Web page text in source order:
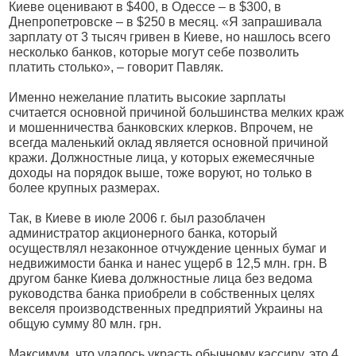
Киеве оценивают в $400, в Одессе – в $300, в
Днепропетровске – в $250 в месяц. «Я запрашивала
зарплату от 3 тысяч гривен в Киеве, но нашлось всего
несколько банков, которые могут себе позволить
платить столько», – говорит Павляк.
Именно нежелание платить высокие зарплаты
считается основной причиной большинства мелких краж
и мошенничества банковских клерков. Впрочем, не
всегда маленький оклад является основной причиной
кражи. Должностные лица, у которых ежемесячные
доходы на порядок выше, тоже воруют, но только в
более крупных размерах.
Так, в Киеве в июле 2006 г. был разоблачен
администратор акционерного банка, который
осуществлял незаконное отчуждение ценных бумаг и
недвижимости банка и нанес ущерб в 12,5 млн. грн. В
другом банке Киева должностные лица без ведома
руководства банка приобрели в собственных целях
векселя производственных предприятий Украины на
общую сумму 80 млн. грн.